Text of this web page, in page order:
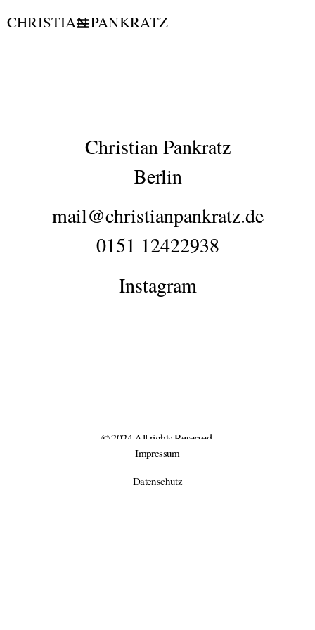
CHRISTIAN PANKRATZ
Christian Pankratz
Berlin
mail@christianpankratz.de
0151 12422938
Instagram
Impressum
Datenschutz
© 2024 All rights Reserved.